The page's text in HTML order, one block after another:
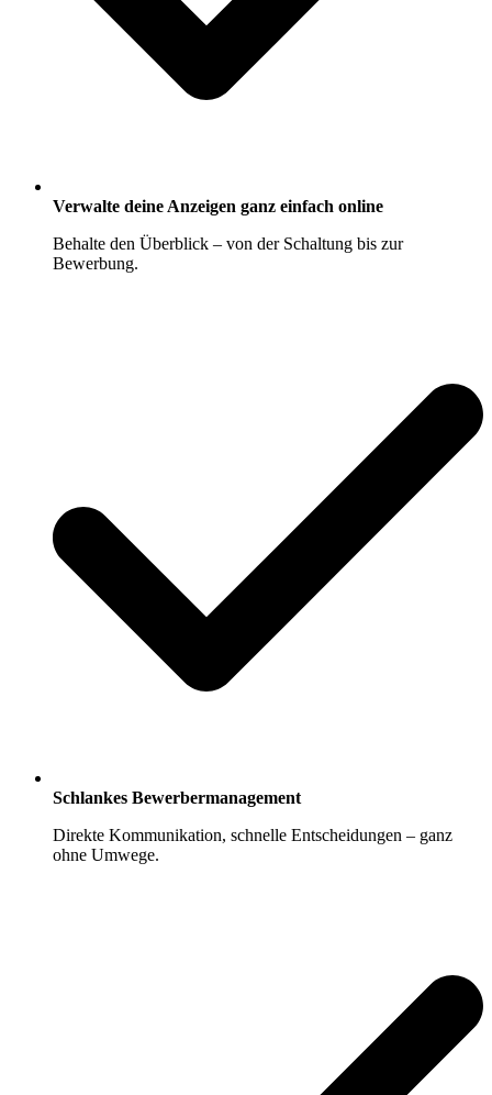
Verwalte deine Anzeigen ganz einfach online
Behalte den Überblick – von der Schaltung bis zur
Bewerbung.
Schlankes Bewerbermanagement
Direkte Kommunikation, schnelle Entscheidungen – ganz
ohne Umwege.